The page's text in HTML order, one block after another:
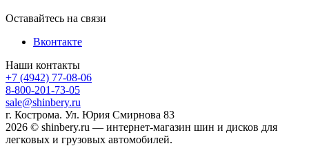
Оставайтесь на связи
Вконтакте
Наши контакты
+7 (4942) 77-08-06
8-800-201-73-05
sale@shinbery.ru
г. Кострома. Ул. Юрия Смирнова 83
2026 © shinbery.ru — интернет-магазин шин и дисков для
легковых и грузовых автомобилей.